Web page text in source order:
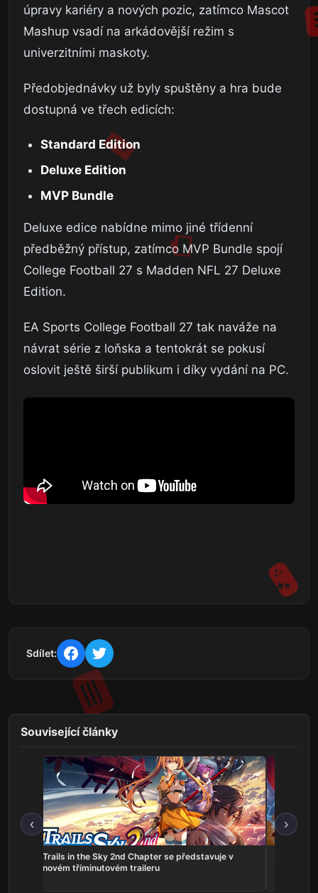
úpravy kariéry a nových pozic, zatímco Mascot
Mashup vsadí na arkádovější režim s
univerzitními maskoty.
Předobjednávky už byly spuštěny a hra bude
dostupná ve třech edicích:
Standard Edition
Deluxe Edition
MVP Bundle
Deluxe edice nabídne mimo jiné třídenní
předběžný přístup, zatímco MVP Bundle spojí
College Football 27 s Madden NFL 27 Deluxe
Edition.
EA Sports College Football 27 tak naváže na
návrat série z loňska a tentokrát se pokusí
oslovit ještě širší publikum i díky vydání na PC.
Sdílet:
Související články
‹
Trails in the Sky 2nd Chapter se představuje v
novém tříminutovém traileru
Serious
›